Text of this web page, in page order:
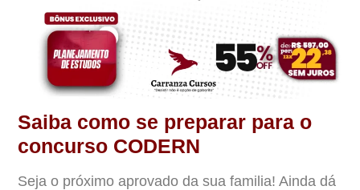
Saiba como se preparar para o
concurso CODERN
Seja o próximo aprovado da sua familia! Ainda dá